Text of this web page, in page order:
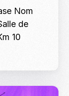
Nom
de
10